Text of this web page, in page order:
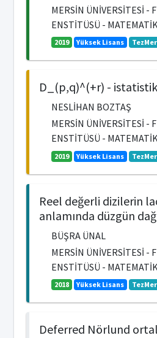
MERSİN ÜNİVERSİTESİ -
ENSTİTÜSÜ -
2019 Yüksek Lisans
D_(p,q)^(+r) -
NESLİHAN BOZTAŞ
MERSİN ÜNİVERSİTESİ -
ENSTİTÜSÜ -
2019 Yüksek Lisans
Reel değerli dizilerin
anlamında düzgün
BÜŞRA ÜNAL
MERSİN ÜNİVERSİTESİ -
ENSTİTÜSÜ -
2018 Yüksek Lisans
Deferred Nörlund